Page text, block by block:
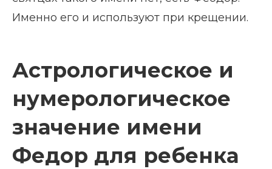
Именно его и используют при крещении.
Астрологическое и
нумерологическое
значение имени
Федор для ребенка